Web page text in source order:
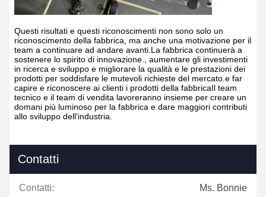
Questi risultati e questi riconoscimenti non sono solo un
riconoscimento della fabbrica, ma anche una motivazione per il
team a continuare ad andare avanti.La fabbrica continuerà a
sostenere lo spirito di innovazione., aumentare gli investimenti
in ricerca e sviluppo e migliorare la qualità e le prestazioni dei
prodotti per soddisfare le mutevoli richieste del mercato.e far
capire e riconoscere ai clienti i prodotti della fabbricaIl team
tecnico e il team di vendita lavoreranno insieme per creare un
domani più luminoso per la fabbrica e dare maggiori contributi
allo sviluppo dell'industria.
Contatti
Contatti: Ms. Bonnie